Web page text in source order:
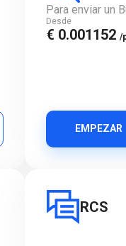
Para enviar un
Desde
€ 0.001152/
EMPEZAR
RCS